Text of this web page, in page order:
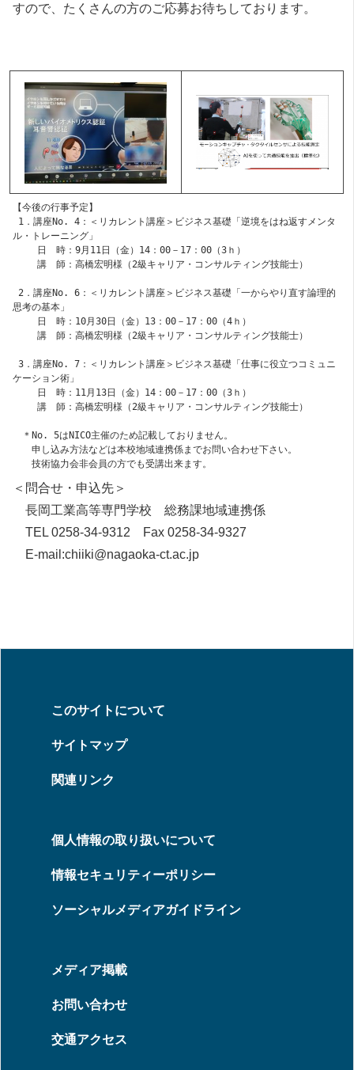
すので、たくさんの方のご応募お待ちしております。
【今後の行事予定】
1．講座No. 4：＜リカレント講座＞ビジネス基礎「逆境をはね返すメンタ
ル・トレーニング」
日　時：9月11日（金）14：00－17：00（3ｈ）
講　師：高橋宏明様（2級キャリア・コンサルティング技能士）
2．講座No. 6：＜リカレント講座＞ビジネス基礎「一からやり直す論理的
思考の基本」
日　時：10月30日（金）13：00－17：00（4ｈ）
講　師：高橋宏明様（2級キャリア・コンサルティング技能士）
3．講座No. 7：＜リカレント講座＞ビジネス基礎「仕事に役立つコミュニ
ケーション術」
日　時：11月13日（金）14：00－17：00（3ｈ）
講　師：高橋宏明様（2級キャリア・コンサルティング技能士）
＊No. 5はNICO主催のため記載しておりません。
申し込み方法などは本校地域連携係までお問い合わせ下さい。
技術協力会非会員の方でも受講出来ます。
＜問合せ・申込先＞
長岡工業高等専門学校 総務課地域連携係
TEL 0258-34-9312 Fax 0258-34-9327
E-mail:chiiki@nagaoka-ct.ac.jp
このサイトについて
サイトマップ
関連リンク
個人情報の取り扱いについて
情報セキュリティーポリシー
ソーシャルメディアガイドライン
メディア掲載
お問い合わせ
交通アクセス